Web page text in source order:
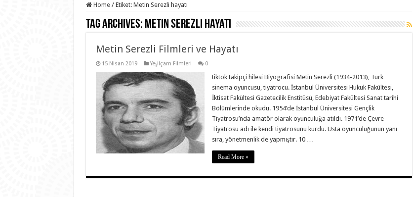
Home / Etiket: Metin Serezli hayatı
Tag Archives: Metin Serezli hayatı
Metin Serezli Filmleri ve Hayatı
15 Nisan 2019 Yeşilçam Filmleri 0
tiktok takipçi hilesi Biyografisi Metin Serezli (1934-2013), Türk
sinema oyuncusu, tiyatrocu. İstanbul Üniversitesi Hukuk Fakültesi,
İktisat Fakültesi Gazetecilik Enstitüsü, Edebiyat Fakültesi Sanat tarihi
Bölümlerinde okudu. 1954’de İstanbul Üniversitesi Gençlik
Tiyatrosu’nda amatör olarak oyunculuğa atıldı. 1971’de Çevre
Tiyatrosu adı ile kendi tiyatrosunu kurdu. Usta oyunculuğunun yanı
sıra, yönetmenlik de yapmıştır. 10 …
Read More »